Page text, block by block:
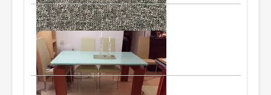
Dining table
PIDE Y AHORRA